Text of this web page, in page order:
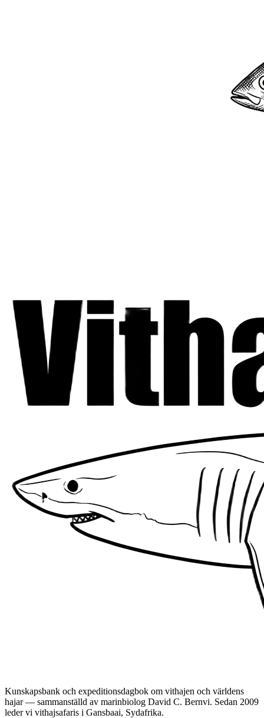
Kunskapsbank och expeditionsdagbok om vithajen och världens
hajar — sammanställd av marinbiolog David C. Bernvi. Sedan 2009
leder vi vithajsafaris i Gansbaai, Sydafrika.